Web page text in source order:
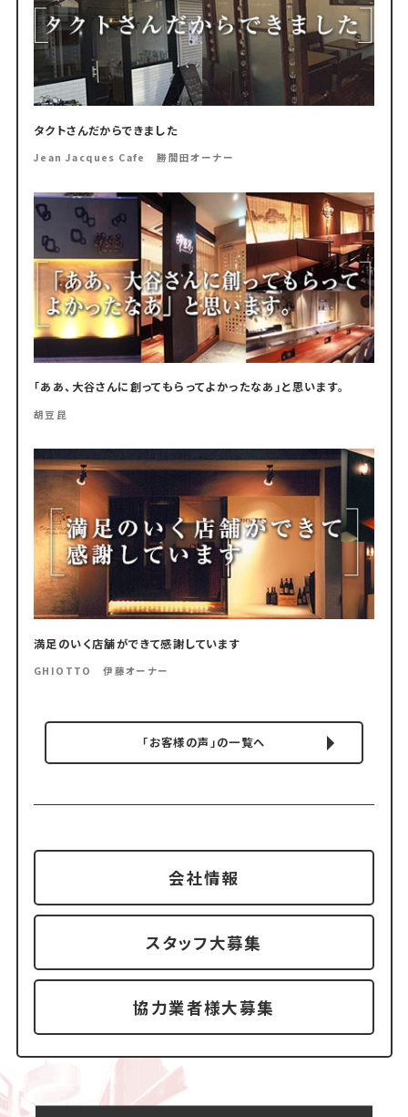
タクトさんだからできました
Jean Jacques Cafe 勝間田オーナー
「ああ、大谷さんに創ってもらってよかったなあ」と思います。
胡豆昆
満足のいく店舗ができて感謝しています
GHIOTTO 伊藤オーナー
「お客様の声」の一覧へ
会社情報
スタッフ大募集
協力業者様大募集